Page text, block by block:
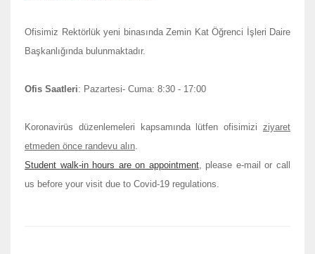
Ofisimiz Rektörlük yeni binasında Zemin Kat Öğrenci İşleri Daire
Başkanlığında bulunmaktadır.
Ofis Saatleri: Pazartesi- Cuma: 8:30 - 17:00
Koronavirüs düzenlemeleri kapsamında lütfen ofisimizi ziyaret
etmeden önce randevu alın
Student walk-in hours are on appointment, please e-mail or call
us before your visit due to Covid-19 regulations.